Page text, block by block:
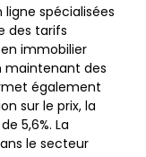
spécialisées
des tarifs
immobilier
maintenant des
également
sur le prix, la
5,6%. La
le secteur